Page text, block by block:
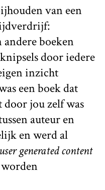
van een
boeken
door iedere
inzicht
een boek dat
jou zelf was
auteur en
en werd al
user generated content